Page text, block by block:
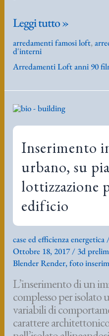
Arredamenti
famosi
Loft
Leggi tutto »
arredamenti famosi loft,
d'interni
Arredamenti Loft anni 90
Inserimento
urbano, su
lottizzazione
edificio
case ed efficienza energetica
Ottobre 18, 2017/ 3d
Blender Render,foto
L’inserimento di un
complesso per isolato
variabili di
carattere